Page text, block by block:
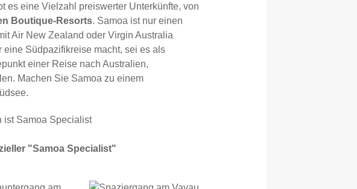
es eine Vielzahl preiswerter Unterkünfte, von
Boutique-Resorts. Samoa ist nur einen
Air New Zealand oder Virgin Australia
Südpazifikreise macht, sei es als
einer Reise nach Australien,
Machen Sie Samoa zu einem
"Samoa Specialist"